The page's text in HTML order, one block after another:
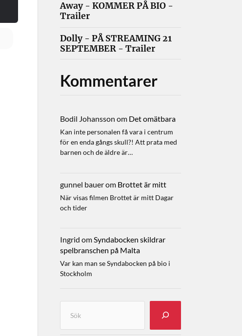
Away - KOMMER PÅ BIO -
Trailer
Dolly - PÅ STREAMING 21
SEPTEMBER - Trailer
Kommentarer
Bodil Johansson om Det omätbara
Kan inte personalen få vara i centrum
för en enda gångs skull?! Att prata med
barnen och de äldre är…
gunnel bauerom Brottet är mitt
När visas filmen Brottet är mitt Dagar
och tider
Ingrid omSyndabocken skildrar
spelbranschen på Malta
Var kan man se Syndabocken på bio i
Stockholm